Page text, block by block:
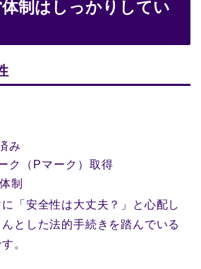
制はしっかりしてい
み
ク（Pマーク）取得
制
「安全性は大丈夫？」と心配し
とした法的手続きを踏んでいる
。